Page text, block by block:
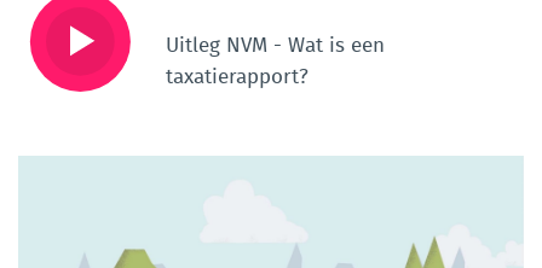
Uitleg NVM - Wat is een
taxatierapport?